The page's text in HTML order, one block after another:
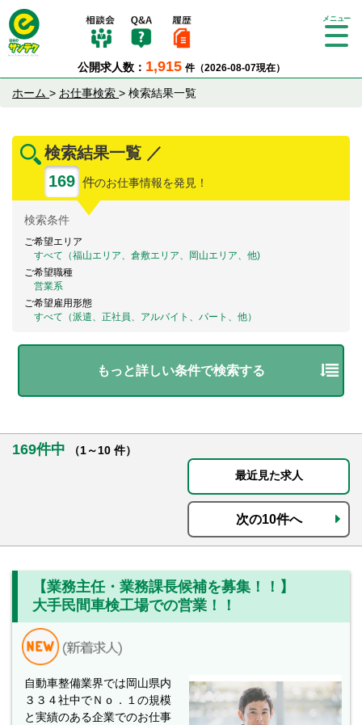
公開求人数： 1,915 件（2026-08-07現在）
Tog
ホーム > お仕事検索 > 検索結果一覧
検索結果一覧 ／
169 件のお仕事情報を発見！
検索条件
ご希望エリア
すべて（福山エリア、倉敷エリア、岡山エリア、他)
ご希望職種
営業系
ご希望雇用形態
すべて（派遣、正社員、アルバイト、パート、他）
もっと詳しい条件で検索する
169件中
（1～10 件）
最近見た求人
次の10件へ
【業務主任・業務課長候補を募集！！】
大手民間車検工場での営業！！
自動車整備業界では岡山県内
３３４社中でＮｏ．１の規模
と実績のある企業でのお仕事